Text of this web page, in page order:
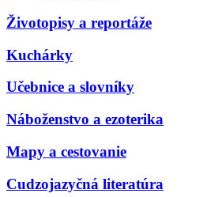
Životopisy a reportáže
Kuchárky
Učebnice a slovníky
Náboženstvo a ezoterika
Mapy a cestovanie
Cudzojazyčná literatúra